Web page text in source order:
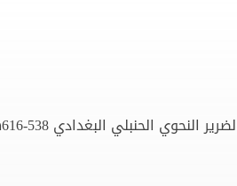
الحنبلي البغدادي 538-616هـ